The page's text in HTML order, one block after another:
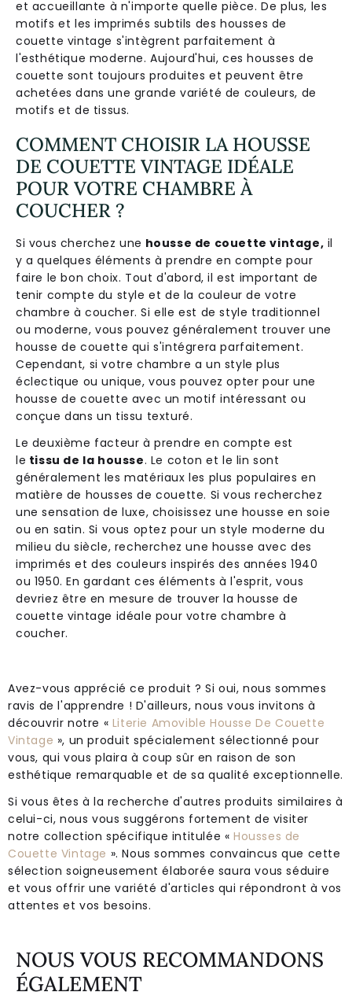
et accueillante à n'importe quelle pièce. De plus, les
motifs et les imprimés subtils des housses de
couette vintage s'intègrent parfaitement à
l'esthétique moderne. Aujourd'hui, ces housses de
couette sont toujours produites et peuvent être
achetées dans une grande variété de couleurs, de
motifs et de tissus.
COMMENT CHOISIR LA HOUSSE
DE COUETTE VINTAGE IDÉALE
POUR VOTRE CHAMBRE À
COUCHER ?
Si vous cherchez une housse de couette vintage, il
y a quelques éléments à prendre en compte pour
faire le bon choix. Tout d'abord, il est important de
tenir compte du style et de la couleur de votre
chambre à coucher. Si elle est de style traditionnel
ou moderne, vous pouvez généralement trouver une
housse de couette qui s'intégrera parfaitement.
Cependant, si votre chambre a un style plus
éclectique ou unique, vous pouvez opter pour une
housse de couette avec un motif intéressant ou
conçue dans un tissu texturé.
Le deuxième facteur à prendre en compte est
le tissu de la housse. Le coton et le lin sont
généralement les matériaux les plus populaires en
matière de housses de couette. Si vous recherchez
une sensation de luxe, choisissez une housse en soie
ou en satin. Si vous optez pour un style moderne du
milieu du siècle, recherchez une housse avec des
imprimés et des couleurs inspirés des années 1940
ou 1950. En gardant ces éléments à l'esprit, vous
devriez être en mesure de trouver la housse de
couette vintage idéale pour votre chambre à
coucher.
Avez-vous apprécié ce produit ? Si oui, nous sommes
ravis de l'apprendre ! D'ailleurs, nous vous invitons à
découvrir notre « Literie Amovible Housse De Couette
Vintage », un produit spécialement sélectionné pour
vous, qui vous plaira à coup sûr en raison de son
esthétique remarquable et de sa qualité exceptionnelle.
Si vous êtes à la recherche d'autres produits similaires à
celui-ci, nous vous suggérons fortement de visiter
notre collection spécifique intitulée «Housses de
Couette Vintage ». Nous sommes convaincus que cette
sélection soigneusement élaborée saura vous séduire
et vous offrir une variété d'articles qui répondront à vos
attentes et vos besoins.
NOUS VOUS RECOMMANDONS
ÉGALEMENT